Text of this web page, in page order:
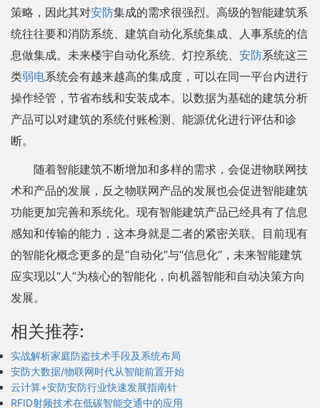
策略，因此其对安防集成的需求很强烈。高级的智能建筑系
统往往要和消防系统、建筑自动化系统集成、人事系统的信
息做集成。未来楼宇自动化系统、灯控系统、 安防系统这三
类弱电系统会有越来越高的集成度，可以在同一平台内进行
操作经管，节省布线和安装成本。以数据为基础的建筑分析
产品可以对建筑的系统付账检测、能源优化进行评估和诊
断。
随着智能建筑不断增加和多样的需求，会促进物联网技
术和产品的发展，反之物联网产品的发展也会促进智能建筑
功能更加完善和系统化。现有智能建筑产品已经具有了信息
感知和传输的能力，这本身就是二者的紧密关联。目前现有
的智能化概念更多的是“自动化”与“信息化”，未来智能建筑
应实现以“人”为核心的智能化，向机器智能和自动决策方向
发展。
相关推荐:
实战解析家庭防盗技术手段及系统布局
安防大数据/物联网时代从智能前置开始
云计算+安防安防行业快速发展指南针
RFID射频技术在低碳智能交通中的应用